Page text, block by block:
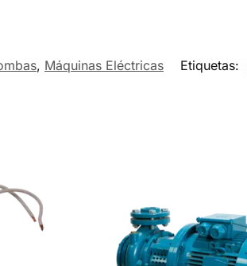
, Máquinas Eléctricas Etiquetas: